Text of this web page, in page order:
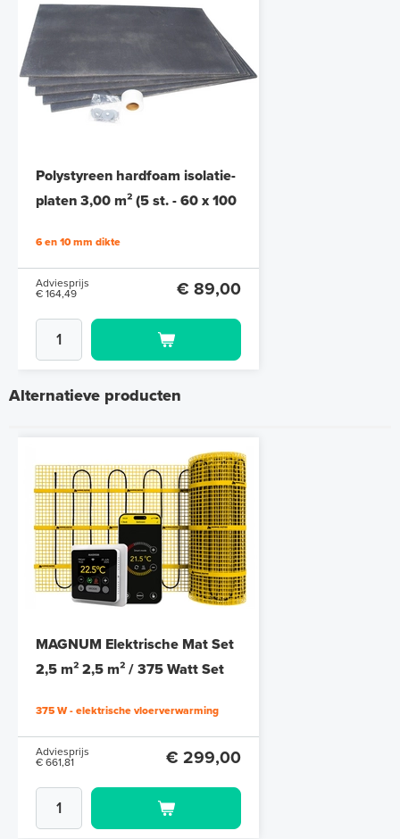
Polystyreen hardfoam isolatie-
platen 3,00 m² (5 st. - 60 x 100
6 en 10 mm dikte
Adviesprijs
€ 164,49
€ 89,00
Polystyreen hardfoam isolatie-
cm à 0,6 cm)
6 en 10 mm dikte
€ 212,50
€ 109,90
Alternatieve producten
MAGNUM Elektrische Mat Set
2,5 m² 2,5 m² / 375 Watt Set
375 W - elektrische vloerverwarming
Adviesprijs
€ 661,81
€ 299,00